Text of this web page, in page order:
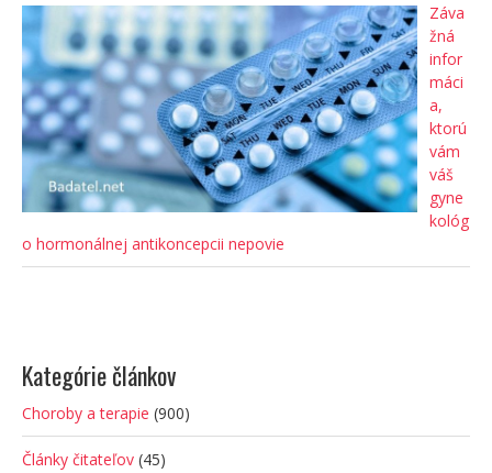
Záva
žná
infor
máci
a,
ktorú
vám
váš
gyne
kológ
o hormonálnej antikoncepcii nepovie
Kategórie článkov
Choroby a terapie (900)
Články čitateľov (45)